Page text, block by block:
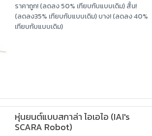
ราคาถูก! (ลดลง 50% เทียบกับแบบเดิม) สั้น!
(ลดลง35% เทียบกับแบบเดิม) บาง! (ลดลง 40%
เทียบกับแบบเดิม)
หุ่นยนต์แบบสกาล่า ไอเอไอ (IAI's
SCARA Robot)